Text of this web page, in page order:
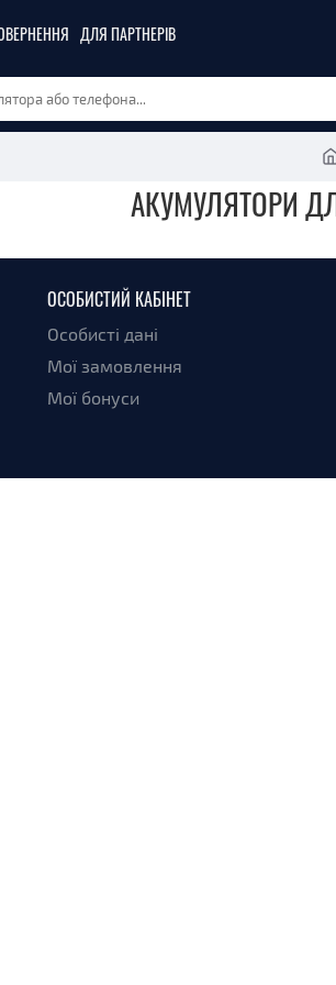
ДЛЯ ПАРТНЕРІВ
АКУМУЛЯТОРИ
ОСОБИСТИЙ КАБІНЕТ
Особисті дані
Мої замовлення
Мої бонуси